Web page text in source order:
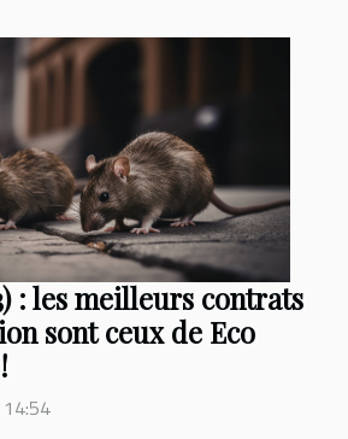
: les meilleurs contrats
sont ceux de Eco